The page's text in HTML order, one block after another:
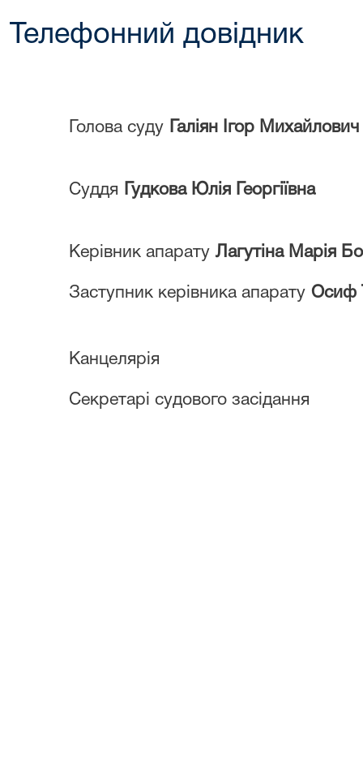
Телефонний довідник
Голова суду Галіян Ігор Михайлович
Суддя Гудкова Юлія Георгіївна
Керівник апарату Лагутіна Марія
Заступник керівника апарату Осиф
Канцелярія
Секретарі судового засідання